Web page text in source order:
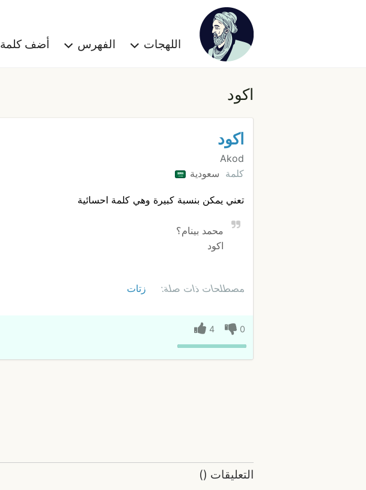
اللهجات الفهرس أضف كلمة
اكود
اكود
Akod
كلمة سعودية
تعني يمكن بنسبة كبيرة وهي كلمة احسائية
محمد بينام؟
اكود
مصطلحات ذات صلة: زتات
0
4
التعليقات (
)